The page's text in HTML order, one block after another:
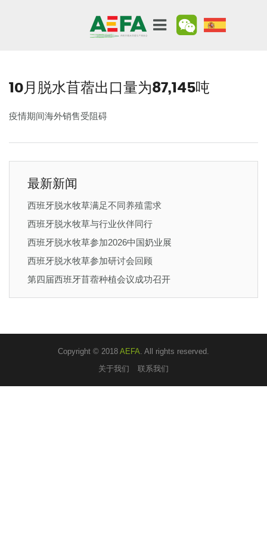
10月脱水苜蓿出口量为87,145吨
疫情期间海外销售受阻碍
最新新闻
西班牙脱水牧草满足不同养殖需求
西班牙脱水牧草与行业伙伴同行
西班牙脱水牧草参加2026中国奶业展
西班牙脱水牧草参加研讨会回顾
第四届西班牙苜蓿种植会议成功召开
Copyright © 2018 AEFA. All rights reserved.
关于我们
联系我们